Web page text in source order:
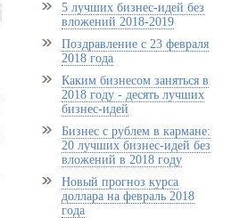
5 лучших бизнес-идей без
вложений 2018-2019
Поздравление с 23 февраля
2018 года
Каким бизнесом заняться в
2018 году - десять лучших
бизнес-идей
Бизнес с рублем в кармане:
20 лучших бизнес-идей без
вложений в 2018 году
Новый прогноз курса
доллара на февраль 2018
года